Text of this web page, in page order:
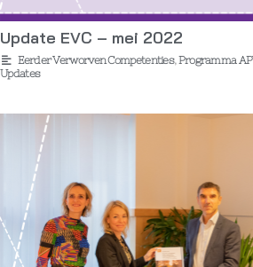
Update EVC – mei 2022
Eerder Verworven Competenties,Programma
Updates